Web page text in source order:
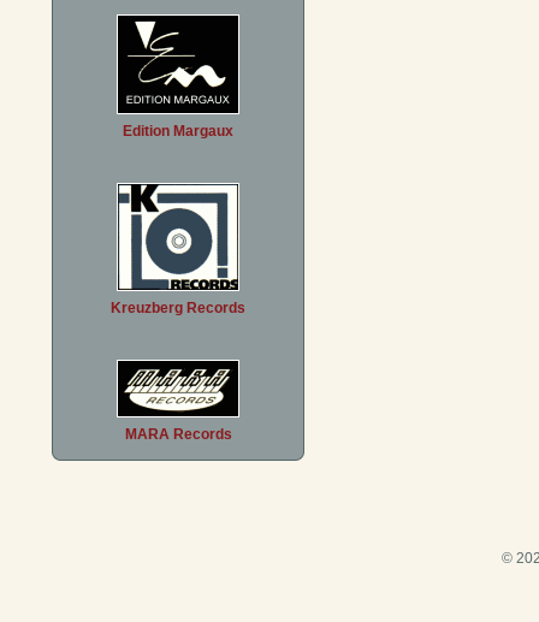
Edition Margaux
Kreuzberg Records
MARA Records
©